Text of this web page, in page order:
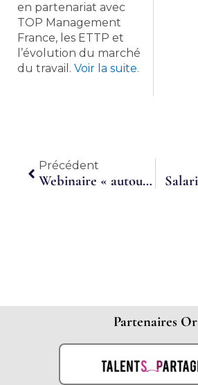
en partenariat avec
TOP Management
France, les ETTP et
l’évolution du marché
du travail. Voir la suite.
Précédent
Précédent
Webinaire « autour du temps partagé » par Sophie Felix, Ambassadrice du temps partagé
Partenaires Or